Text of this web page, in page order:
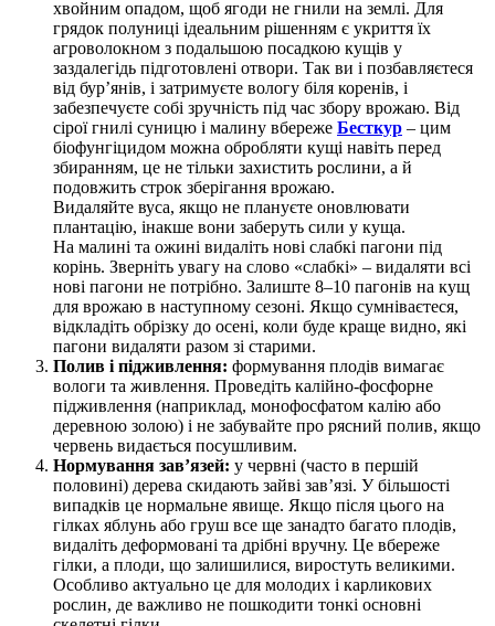
хвойним опадом, щоб ягоди не гнили на землі. Для
грядок полуниці ідеальним рішенням є укриття їх
агроволокном з подальшою посадкою кущів у
заздалегідь підготовлені отвори. Так ви і позбавляєтеся
від бур’янів, і затримуєте вологу біля коренів, і
забезпечуєте собі зручність під час збору врожаю. Від
сірої гнилі суницю і малину вбереже Бесткур – цим
біофунгіцидом можна обробляти кущі навіть перед
збиранням, це не тільки захистить рослини, а й
подовжить строк зберігання врожаю.
Видаляйте вуса, якщо не плануєте оновлювати
плантацію, інакше вони заберуть сили у куща.
На малині та ожині видаліть нові слабкі пагони під
корінь. Зверніть увагу на слово «слабкі» – видаляти всі
нові пагони не потрібно. Залиште 8–10 пагонів на кущ
для врожаю в наступному сезоні. Якщо сумніваєтеся,
відкладіть обрізку до осені, коли буде краще видно, які
пагони видаляти разом зі старими.
Полив і підживлення: формування плодів вимагає
вологи та живлення. Проведіть калійно-фосфорне
підживлення (наприклад, монофосфатом калію або
деревною золою) і не забувайте про рясний полив, якщо
червень видається посушливим.
Нормування зав’язей: у червні (часто в першій
половині) дерева скидають зайві зав’язі. У більшості
випадків це нормальне явище. Якщо після цього на
гілках яблунь або груш все ще занадто багато плодів,
видаліть деформовані та дрібні вручну. Це вбереже
гілки, а плоди, що залишилися, виростуть великими.
Особливо актуально це для молодих і карликових
рослин, де важливо не пошкодити тонкі основні